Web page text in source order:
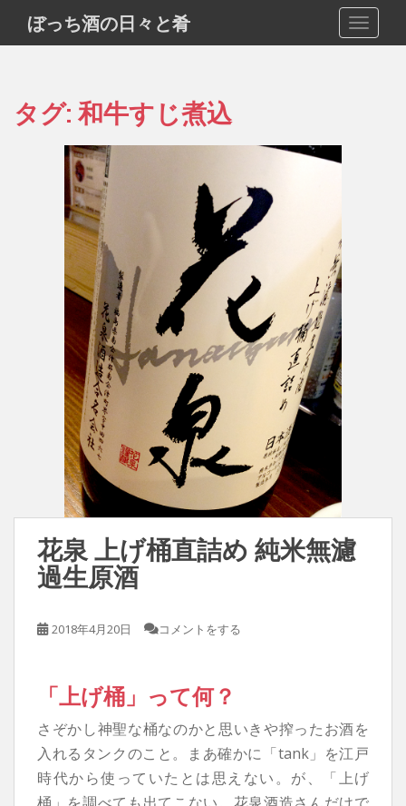
i
ぼっち酒の日々と肴
タグ: 和牛すじ煮込
花泉 上げ桶直詰め 純米無濾
過生原酒
2018年4月20日 コメントをする
「上げ桶」って何？
さぞかし神聖な桶なのかと思いきや搾ったお酒を
入れるタンクのこと。まあ確かに「tank」を江戸
時代から使っていたとは思えない。が、「上げ